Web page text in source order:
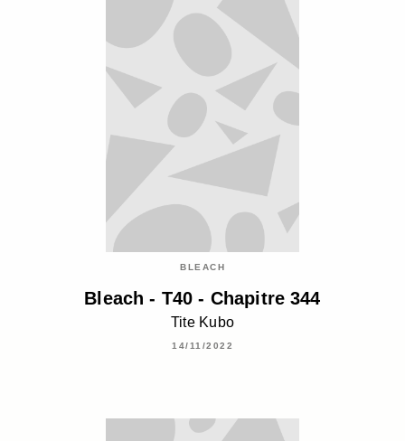
BLEACH
Bleach - T40 - Chapitre 344
Tite Kubo
14/11/2022